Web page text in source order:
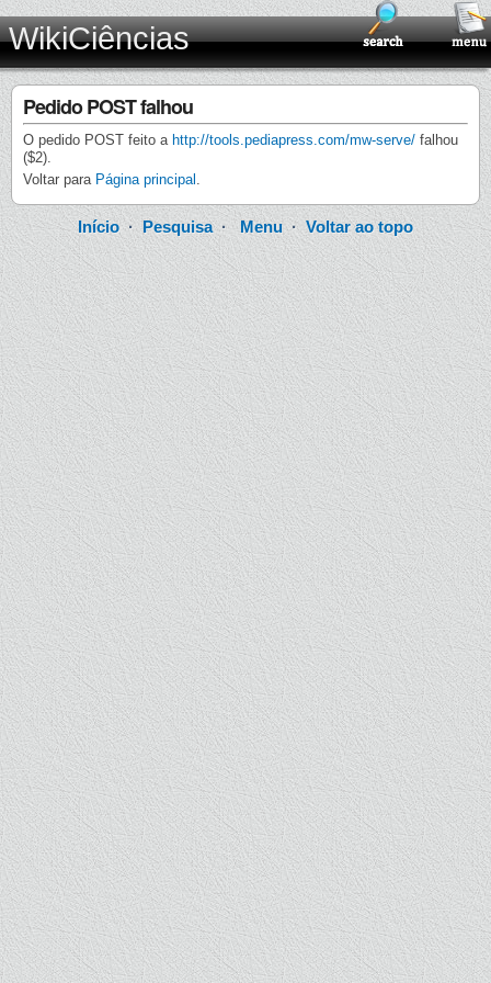
WikiCiências
Pedido POST falhou
O pedido POST feito a http://tools.pediapress.com/mw-serve/ falhou
($2).
Voltar para Página principal .
Início·Pesquisa· Menu· Voltar ao topo